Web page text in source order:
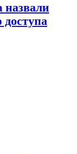
назвали
доступа